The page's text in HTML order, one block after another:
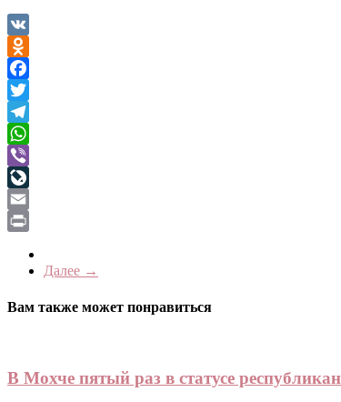
VK
Odnoklassniki
Facebook
Twitter
Telegram
WhatsApp
Viber
LiveJournal
Email
Далее →
Вам также может понравиться
В Мохче пятый раз в статусе